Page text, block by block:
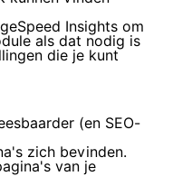
Insights om
als dat nodig is
die je kunt
(en SEO-
zich bevinden.
van je